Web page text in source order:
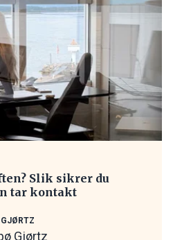
Slik sikrer du
tar kontakt
Gjørtz